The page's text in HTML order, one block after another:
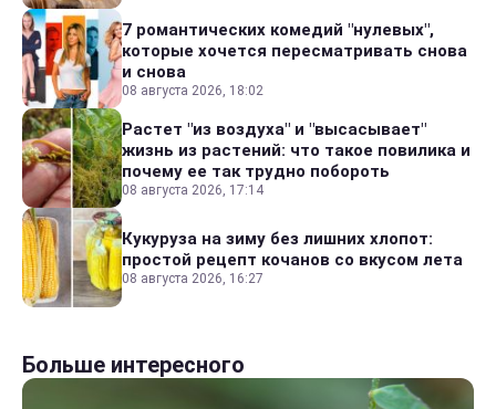
7 романтических комедий "нулевых",
которые хочется пересматривать снова
и снова
08 августа 2026, 18:02
Растет "из воздуха" и "высасывает"
жизнь из растений: что такое повилика и
почему ее так трудно побороть
08 августа 2026, 17:14
Кукуруза на зиму без лишних хлопот:
простой рецепт кочанов со вкусом лета
08 августа 2026, 16:27
Больше интересного